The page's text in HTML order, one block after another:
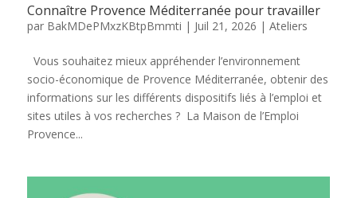
Connaître Provence Méditerranée pour travailler
par BakMDePMxzKBtpBmmti | Juil 21, 2026 | Ateliers
Vous souhaitez mieux appréhender l’environnement
socio-économique de Provence Méditerranée, obtenir des
informations sur les différents dispositifs liés à l’emploi et
sites utiles à vos recherches ? La Maison de l’Emploi
Provence...